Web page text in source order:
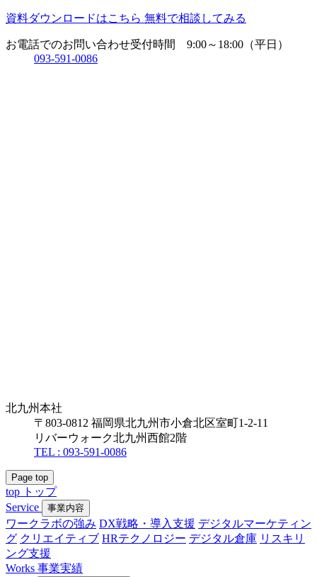
資料ダウンロードはこちら 無料で相談してみる
お電話でのお問い合わせ受付時間 9:00～18:00（平日）
093-591-0086
北九州本社
〒803-0812 福岡県北九州市小倉北区室町1-2-11
リバーウォーク北九州西館2階
TEL : 093-591-0086
Page top
top トップ
Service
事業内容
ワークラボの強み DX戦略・導入支援 デジタルマーケティン
グ クリエイティブ HRテクノロジー デジタル倉庫 リスキリ
ング支援
Works 事業実績